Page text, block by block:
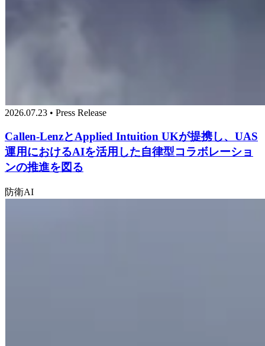
2026.07.23 • Press Release
Callen-LenzとApplied Intuition UKが提携し、UAS
運用におけるAIを活用した自律型コラボレーショ
ンの推進を図る
防衛AI